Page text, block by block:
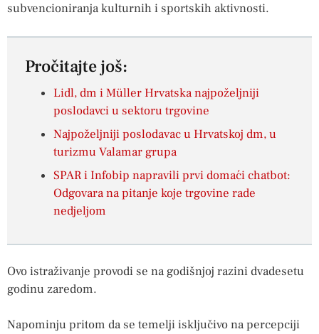
subvencioniranja kulturnih i sportskih aktivnosti.
Pročitajte još:
Lidl, dm i Müller Hrvatska najpoželjniji
poslodavci u sektoru trgovine
Najpoželjniji poslodavac u Hrvatskoj dm, u
turizmu Valamar grupa
SPAR i Infobip napravili prvi domaći chatbot:
Odgovara na pitanje koje trgovine rade
nedjeljom
Ovo istraživanje provodi se na godišnjoj razini dvadesetu
godinu zaredom.
Napominju pritom da se temelji isključivo na percepciji